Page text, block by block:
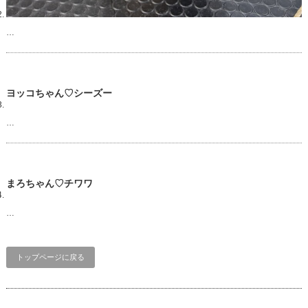
…
ヨッコちゃん♡シーズー
…
まろちゃん♡チワワ
…
トップページに戻る